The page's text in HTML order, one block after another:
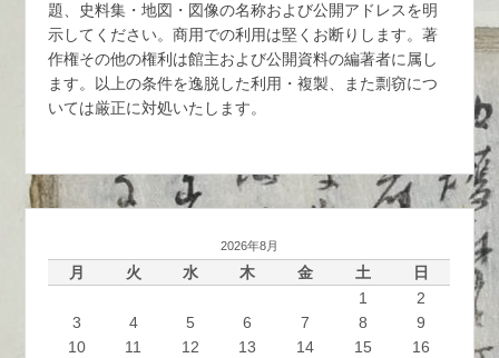
題、史料集・地図・図像の名称および公開アドレスを明
示してください。商用での利用は堅くお断りします。著
作権その他の権利は館主および公開資料の編著者に属し
ます。以上の条件を逸脱した利用・複製、また剽窃につ
いては厳正に対処いたします。
2026年8月
月 火 水 木 金 土
日
1
2
3
4 5 6 7 8
9
10
11 12 13 14 15
16